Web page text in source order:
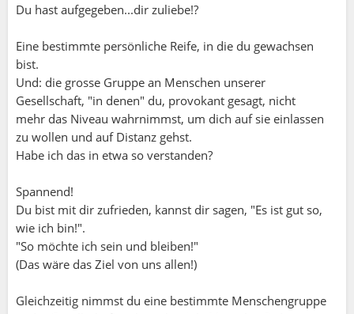
Du hast aufgegeben...dir zuliebe!?
Eine bestimmte persönliche Reife, in die du gewachsen
bist.
Und: die grosse Gruppe an Menschen unserer
Gesellschaft, "in denen" du, provokant gesagt, nicht
mehr das Niveau wahrnimmst, um dich auf sie einlassen
zu wollen und auf Distanz gehst.
Habe ich das in etwa so verstanden?
Spannend!
Du bist mit dir zufrieden, kannst dir sagen, "Es ist gut so,
wie ich bin!".
"So möchte ich sein und bleiben!"
(Das wäre das Ziel von uns allen!)
Gleichzeitig nimmst du eine bestimmte Menschengruppe